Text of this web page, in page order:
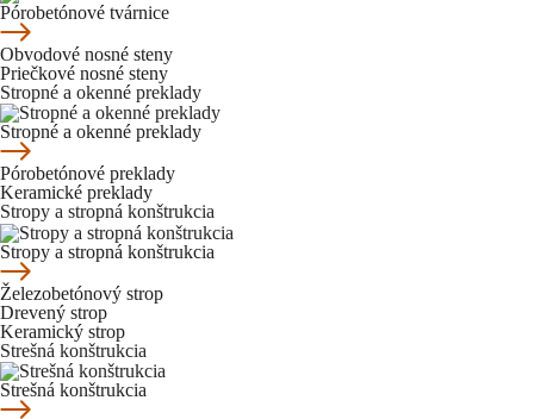
Pórobetónové tvárnice
Obvodové nosné steny
Priečkové nosné steny
Stropné a okenné preklady
Stropné a okenné preklady
Pórobetónové preklady
Keramické preklady
Stropy a stropná konštrukcia
Stropy a stropná konštrukcia
Železobetónový strop
Drevený strop
Keramický strop
Strešná konštrukcia
Strešná konštrukcia